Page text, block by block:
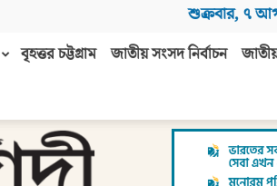
শুক্রবার, ৭
বৃহত্তর চট্টগ্রাম জাতীয় সংসদ নির্বাচন